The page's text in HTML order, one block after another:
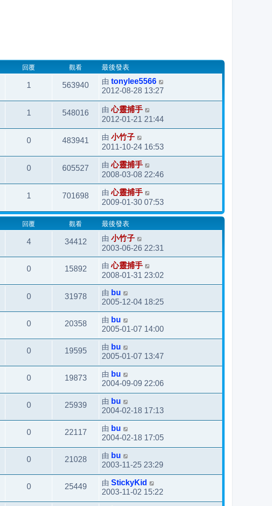
回覆 觀看 最後發表
1 563940 由 tonylee5566
2012-08-28 13:27
1 548016 由心靈捕手
2012-01-21 21:44
0 483941 由 小竹子
2011-10-24 16:53
0 605527 由心靈捕手
2008-03-08 22:46
1 701698 由心靈捕手
2009-01-30 07:53
回覆 觀看 最後發表
4 34412 由 小竹子
2003-06-26 22:31
0 15892 由心靈捕手
2008-01-31 23:02
0 31978 由 bu
2005-12-04 18:25
0 20358 由 bu
2005-01-07 14:00
0 19595 由 bu
2005-01-07 13:47
0 19873 由 bu
2004-09-09 22:06
0 25939 由 bu
2004-02-18 17:13
0 22117 由 bu
2004-02-18 17:05
0 21028 由 bu
2003-11-25 23:29
0 25449 由 StickyKid
2003-11-02 15:22